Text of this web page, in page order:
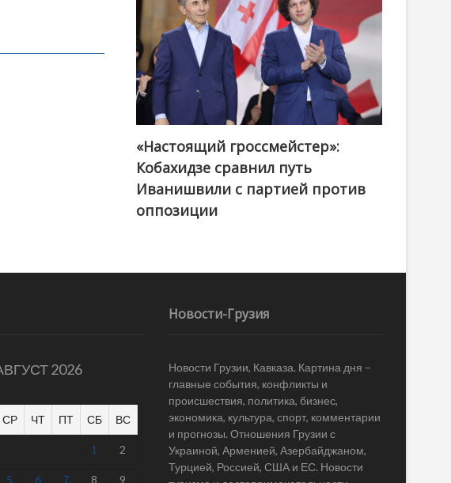
@ქართული ოცნება / Georgian Dream
«Настоящий гроссмейстер»:
Кобахидзе сравнил путь
Иванишвили с партией против
оппозиции
2026
СР ЧТ ПТ СБ ВС
1 2
5 6 7 8 9
Новости-Грузия
Новости Грузии, Кавказа. Картина дня –
главные события, конфликты и
происшествия, политика, бизнес,
экономика, культура, спорт, комментарии
и прогнозы. Отношения Грузии с
Украиной, Арменией, Азербайджаном,
Турцией, Россией, США и ЕС. Новости